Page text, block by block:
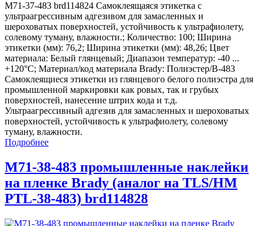
M71-37-483 brd114824 Самоклеящаяся этикетка с
ультраагрессивным адгезивом для замасленных и
шероховатых поверхностей, устойчивость к ультрафиолету,
солевому туману, влажности.; Количество: 100; Ширина
этикетки (мм): 76,2; Ширина этикетки (мм): 48,26; Цвет
материала: Белый глянцевый; Диапазон температур: -40 ...
+120°С; Материал/код материала Brady: Полиэстер/В-483
Самоклеящиеся этикетки из глянцевого белого полиэстра для
промышленной маркировки как ровых, так и грубых
поверхностей, нанесение штрих кода и т.д.
Ультраагрессивный адгезив для замасленных и шероховатых
поверхностей, устойчивость к ультрафиолету, солевому
туману, влажности.
Подробнее
M71-38-483 промышленные наклейки
на пленке Brady (аналог на TLS/HM
PTL-38-483) brd114828